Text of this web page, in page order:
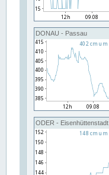
DONAU - Passau
ODER - Eisenhüttenstadt